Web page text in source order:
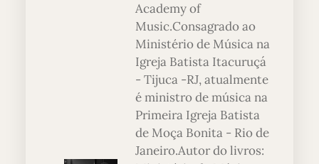
Academy of
Music.Consagrado ao
Ministério de Música na
Igreja Batista Itacuruçá
- Tijuca -RJ, atualmente
é ministro de música na
Primeira Igreja Batista
de Moça Bonita - Rio de
Janeiro.Autor do livros: